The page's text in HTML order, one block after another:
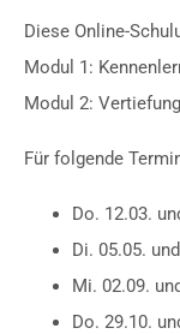
Diese Online-
Modul 1:
Modul 2:
Für folgende
Do. 12.03.
Di. 05.05.
Mi. 02.09.
Do. 29.10.